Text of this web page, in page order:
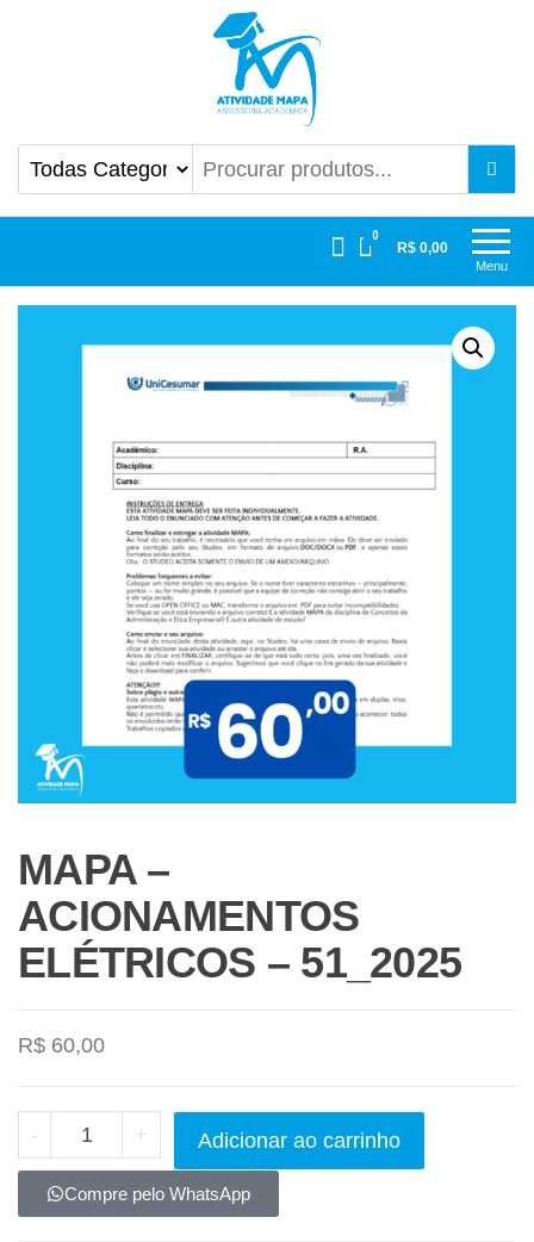
Atividade Mapa Mapa UniCesumar
Menu
0
R$ 0,00
MAPA –
ACIONAMENTOS
ELÉTRICOS – 51_2025
R$ 60,00
- + Adicionar ao carrinho
Compre pelo WhatsApp